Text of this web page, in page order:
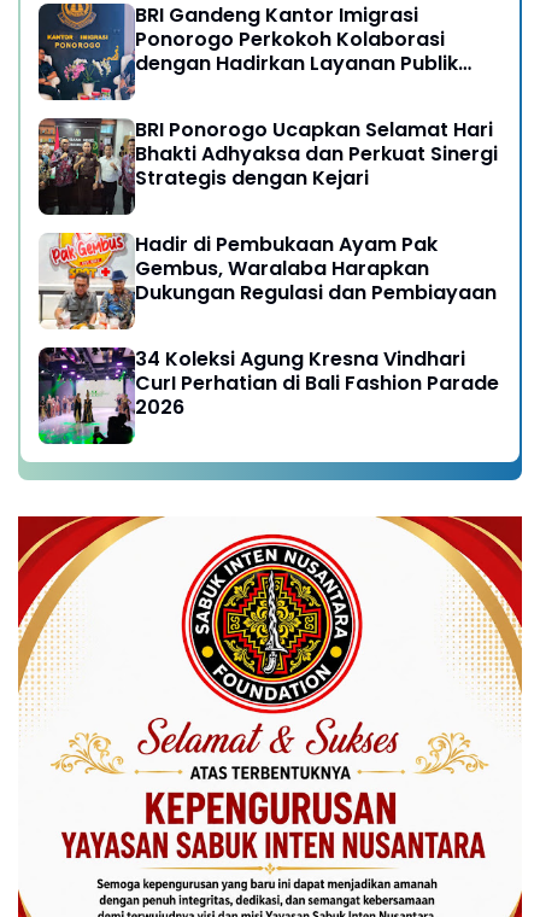
BRI Gandeng Kantor Imigrasi
Ponorogo Perkokoh Kolaborasi
dengan Hadirkan Layanan Publik
BRI Ponorogo Ucapkan Selamat Hari
Bhakti Adhyaksa dan Perkuat Sinergi
Strategis dengan Kejari
Hadir di Pembukaan Ayam Pak
Gembus, Waralaba Harapkan
Dukungan Regulasi dan Pembiayaan
34 Koleksi Agung Kresna Vindhari
CurI Perhatian di Bali Fashion Parade
2026